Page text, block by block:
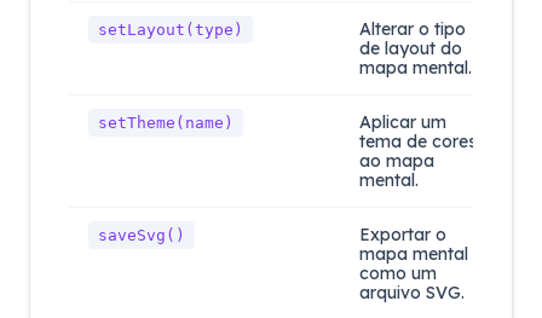
setLayout(type)
Alterar o tipo
de layout do
mapa mental.
setTheme(name)
Aplicar um
tema de cores
ao mapa
mental.
saveSvg()
Exportar o
mapa mental
como um
arquivo SVG.